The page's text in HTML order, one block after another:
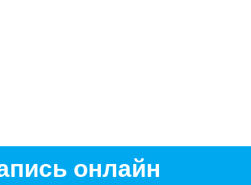
онлайн